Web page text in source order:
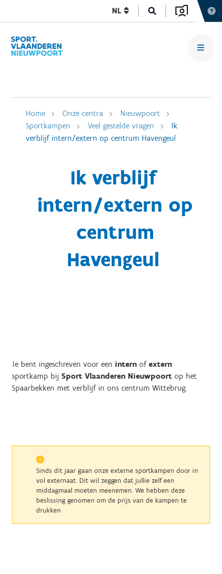
NL
Home Onze centra
Nieuwpoort
Sportkampen
Veel gestelde vragen
Ik
verblijf intern/extern op centrum Havengeul
Ik verblijf
intern/extern op
centrum
Havengeul
Je bent ingeschreven voor een intern ofextern
sportkamp bij Sport Vlaanderen Nieuwpoort op het
Spaarbekken met verblijf in ons centrum Wittebrug.
Sinds dit jaar gaan onze externe sportkampen door in
vol externaat. Dit wil zeggen dat jullie zelf een
middagmaal moeten meenemen. We hebben deze
beslissing genomen om de prijs van de kampen te
drukken